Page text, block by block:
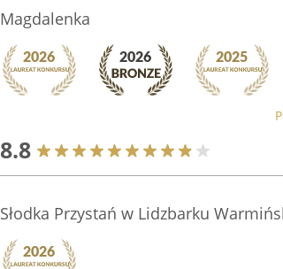
Magdalenka
8.8
Słodka Przystań w Lidzbarku